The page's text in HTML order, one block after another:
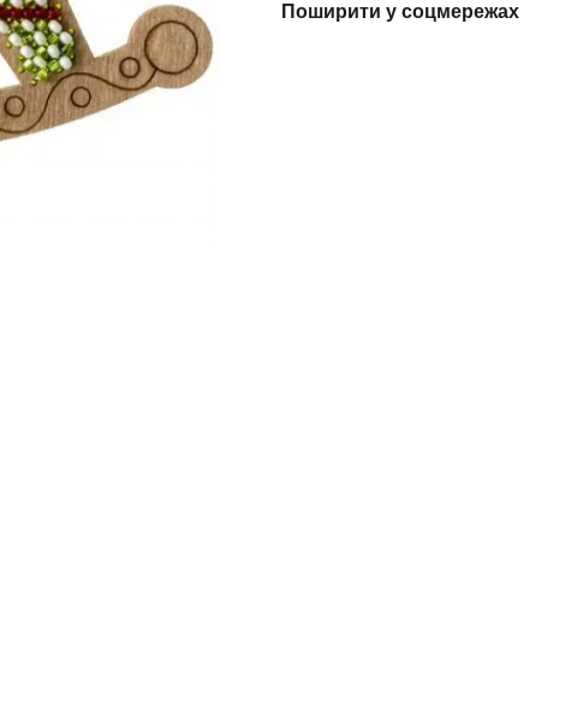
Поширити у соцмережах